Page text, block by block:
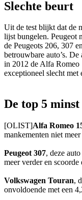
Slechte beurt
Uit de test blijkt dat de
lijst bungelen. Peugeot
de Peugeots 206, 307
betrouwbare auto’s.
in 2012 de Alfa Romeo
exceptioneel slecht met
De top 5 minst
[OLIST]Alfa Romeo
mankementen niet
Peugeot 307, deze
meer verder en scoorde
Volkswagen Touran,
onvoldoende met een